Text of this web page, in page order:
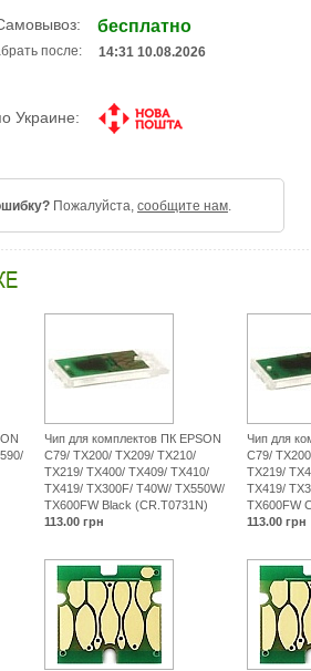
бесплатно
после: 14:31 10.08.2026
Украине:
Пожалуйста, сообщите нам.
Чип для комплектов ПК EPSON
С79/ TX200/ TX209/ TX210/
TX219/ TX400/ TX409/ TX410/
TX419/ TX300F/ T40W/ TX550W/
TX600FW Black (CR.T0731N)
Чип для
С79/
TX219/
TX419/
TX600FW
113.00 грн 113.00 грн